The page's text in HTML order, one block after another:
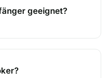
geeignet?